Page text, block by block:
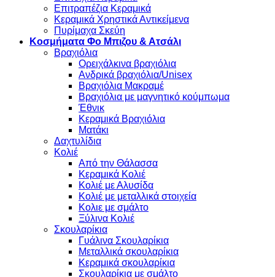
Επιτραπέζια Κεραμικά
Κεραμικά Χρηστικά Αντικείμενα
Πυρίμαχα Σκεύη
Κοσμήματα Φο Μπιζου & Ατσάλι
Βραχιόλια
Oρειχάλκινα βραχιόλια
Ανδρικά βραχιόλια/Unisex
Βραχιόλια Μακραμέ
Βραχιόλια με μαγνητικό κούμπωμα
Έθνικ
Κεραμικά Βραχιόλια
Ματάκι
Δαχτυλίδια
Κολιέ
Από την Θάλασσα
Κεραμικά Κολιέ
Κολιέ με Αλυσίδα
Κολιέ με μεταλλικά στοιχεία
Κολιε με σμάλτο
Ξύλινα Κολιέ
Σκουλαρίκια
Γυάλινα Σκουλαρίκια
Μεταλλικά σκουλαρίκια
Κεραμικά σκουλαρίκια
Σκουλαρίκια με σμάλτο